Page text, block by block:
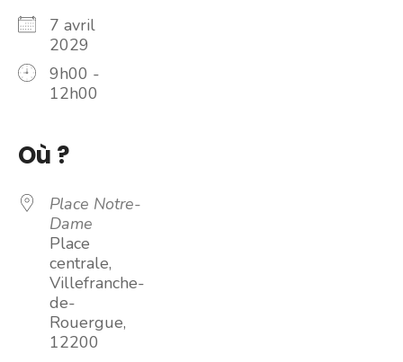
7 avril
2029
9h00 -
12h00
Où ?
Place Notre-
Dame
Place
centrale,
Villefranche-
de-
Rouergue,
12200